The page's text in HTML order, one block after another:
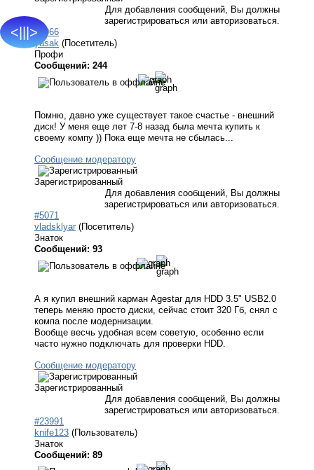
<|||>
Для добавления сообщений, Вы должны
зарегистрироваться или авторизоваться.
#5066
yasak (Посетитель)
Профи
Сообщений: 244
Помню, давно уже существует такое счастье - внешний
диск! У меня еще лет 7-8 назад была мечта купить к
своему компу )) Пока еще мечта не сбылась...
Сообщение модератору
Зарегистрированный
Для добавления сообщений, Вы должны
зарегистрироваться или авторизоваться.
#5071
vladsklyar (Посетитель)
Знаток
Сообщений: 93
А я купил внешний карман Agestar для HDD 3.5" USB2.0
теперь меняю просто диски, сейчас стоит 320 Гб, снял с
компа после модернизации.
Вообще весчь удобная всем советую, особенно если
часто нужно подключать для проверки HDD.
Сообщение модератору
Зарегистрированный
Для добавления сообщений, Вы должны
зарегистрироваться или авторизоваться.
#23991
knife123 (Пользователь)
Знаток
Сообщений: 89